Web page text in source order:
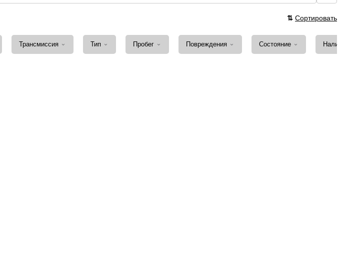
⇅ Сортировать
Трансмиссия ⌄ Тип ⌄ Пробег ⌄ Повреждения ⌄ Состояние ⌄